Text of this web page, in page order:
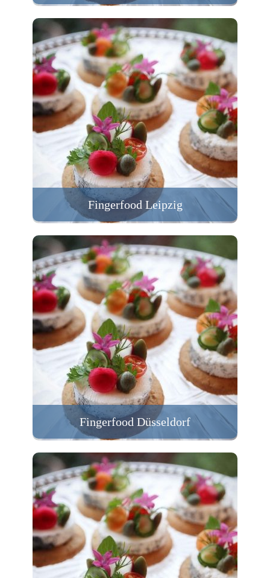
Fingerfood Leipzig
Fingerfood Düsseldorf